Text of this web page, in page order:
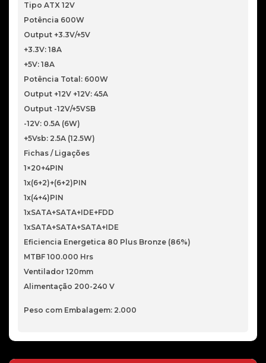
Tipo ATX 12V
Potência 600W
Output +3.3V/+5V
+3.3V: 18A
+5V: 18A
Potência Total: 600W
Output +12V +12V: 45A
Output -12V/+5VSB
-12V: 0.5A (6W)
+5Vsb: 2.5A (12.5W)
Fichas / Ligações
1×20+4PIN
1x(6+2)+(6+2)PIN
1x(4+4)PIN
1xSATA+SATA+IDE+FDD
1xSATA+SATA+SATA+IDE
Eficiencia Energetica 80 Plus Bronze (86%)
MTBF 100.000 Hrs
Ventilador 120mm
Alimentação 200-240 V
Peso com Embalagem: 2.000